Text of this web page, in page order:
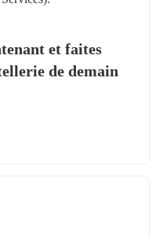
et faites
de demain